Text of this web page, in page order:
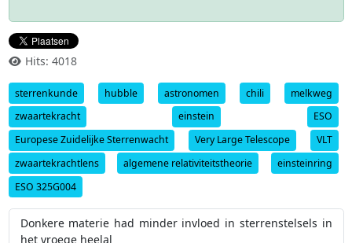
Hits: 4018
sterrenkunde hubble astronomen chili
melkweg
zwaartekracht
einstein
ESO
Europese Zuidelijke Sterrenwacht
Very Large Telescope
VLT
zwaartekrachtlens
algemene relativiteitstheorie
einsteinring
ESO 325G004
Donkere materie had minder invloed in sterrenstelsels in
het vroege heelal